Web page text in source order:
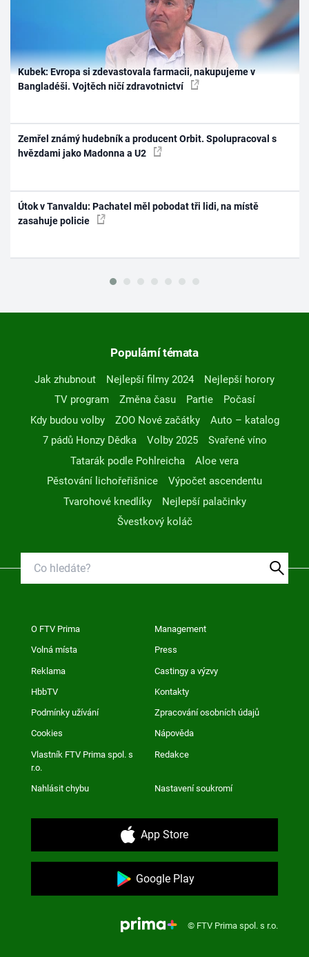
Kubek: Evropa si zdevastovala farmacii, nakupujeme v
Bangladéši. Vojtěch ničí zdravotnictví
Zemřel známý hudebník a producent Orbit. Spolupracoval s
hvězdami jako Madonna a U2
Útok v Tanvaldu: Pachatel měl pobodat tři lidi, na místě
zasahuje policie
Populární témata
Jak zhubnout Nejlepší filmy 2024
Nejlepší horory
TV program
Změna času Partie
Počasí
Kdy budou volby
ZOO Nové začátky
Auto – katalog
7 pádů Honzy Dědka
Volby 2025
Svařené víno
Tatarák podle Pohlreicha
Aloe vera
Pěstování lichořeřišnice
Výpočet ascendentu
Tvarohové knedlíky
Nejlepší palačinky
Švestkový koláč
O FTV Prima Management
Volná místa Press
Reklama Castingy a výzvy
HbbTV Kontakty
Podmínky užívání Zpracování osobních údajů
Cookies Nápověda
Vlastník FTV Prima spol. s
r.o.
Redakce
Nahlásit chybu Nastavení soukromí
App Store
Google Play
© FTV Prima spol. s r.o.